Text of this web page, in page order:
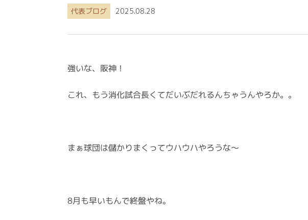
代表ブログ 2025.08.28
強いな、阪神！
これ、もう消化試合長くてだいぶだれるんちゃうんやろか。。
まぁ球団は儲かりまくってウハウハやろうな～
8月も早いもんで終盤やね。